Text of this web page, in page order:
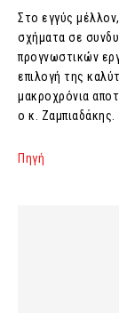
Στο εγγύς
σχήματα σε
προγνωστικών
επιλογή της
μακροχρόνια
ο κ. Ζαμπιαδάκης.
Πηγή